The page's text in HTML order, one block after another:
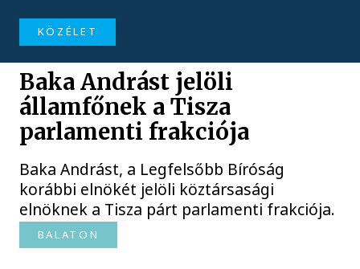
KÖZÉLET
Baka Andrást jelöli
államfőnek a Tisza
parlamenti frakciója
Baka Andrást, a Legfelsőbb Bíróság
korábbi elnökét jelöli köztársasági
elnöknek a Tisza párt parlamenti frakciója.
BALATON